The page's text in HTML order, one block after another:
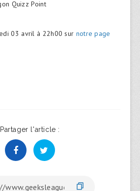
Quizz Point
03 avril à 22h00 sur notre page
Partager l'article :